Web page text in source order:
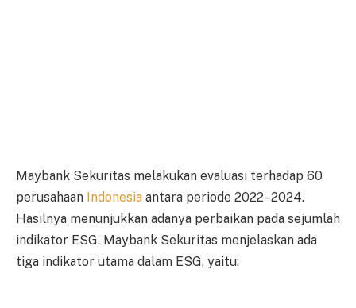
Maybank Sekuritas melakukan evaluasi terhadap 60
perusahaan Indonesia antara periode 2022–2024.
Hasilnya menunjukkan adanya perbaikan pada sejumlah
indikator ESG. Maybank Sekuritas menjelaskan ada
tiga indikator utama dalam ESG, yaitu: